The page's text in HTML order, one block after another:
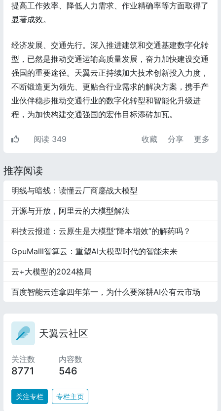
提高工作效率、降低人力需求、作业精确率等方面取得了
显著成效。
经济发展、交通先行。深入推进建筑和交通基建数字化转
型，已然是推动交通运输高质量发展，奋力加快建设交通
强国的重要途径。天翼云正持续加大技术创新投入力度，
不断锻造更为领先、更贴合行业需求的解决方案，携手产
业伙伴稳步推动交通行业的数字化转型和智能化升级进
程，为加快构建交通强国的宏伟目标添砖加瓦。
阅读 349 收藏 分享 更多
推荐阅读
明线与暗线：读懂云厂商鏖战大模型
开源与开放，阿里云的大模型解法
科技云报道：云原生是大模型“降本增效”的解药吗？
GpuMalll智算云：重塑AI大模型时代的智能未来
云+大模型的2024格局
百度智能云连拿四年第一，为什么要深耕AI公有云市场
天翼云社区
关注数
8771
内容数
546
关注专栏 专栏主页